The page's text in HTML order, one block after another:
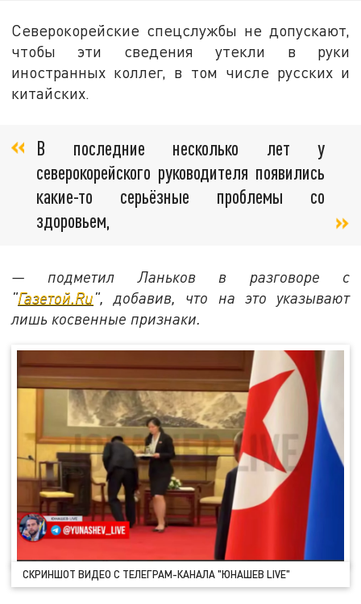
Северокорейские спецслужбы не допускают,
чтобы эти сведения утекли в руки
иностранных коллег, в том числе русских и
китайских.
В последние несколько лет у
северокорейского руководителя появились
какие-то серьёзные проблемы со
здоровьем,
— подметил Ланьков в разговоре с
"Газетой.Ru", добавив, что на это указывают
лишь косвенные признаки.
СКРИНШОТ ВИДЕО С ТЕЛЕГРАМ-КАНАЛА "ЮНАШЕВ LIVE"